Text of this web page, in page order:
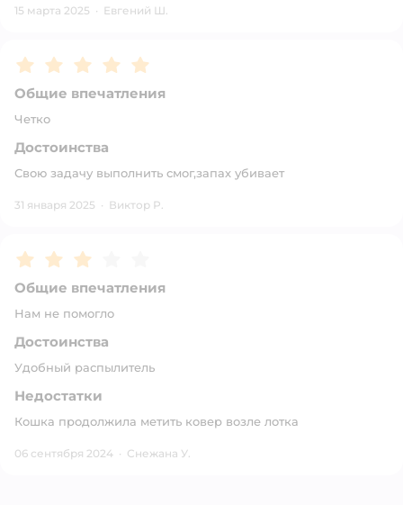
15 марта 2025 · Евгений Ш.
Рейтинг:5
Общие впечатления
Четко
Достоинства
Свою задачу выполнить смог,запах убивает
31 января 2025 · Виктор Р.
Рейтинг:3
Общие впечатления
Нам не помогло
Достоинства
Удобный распылитель
Недостатки
Кошка продолжила метить ковер возле лотка
06 сентября 2024 · Снежана У.